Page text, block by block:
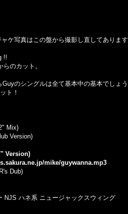
ャケ写真はこの盤から撮影し直してありま
!!
のカット。
のシングルは全て基本中の基本でしょ
ト！
Mix)
Version)
Version)
mike/guywanna.mp3
Dub)
NJS ハネ系 ニュージャックスウィング